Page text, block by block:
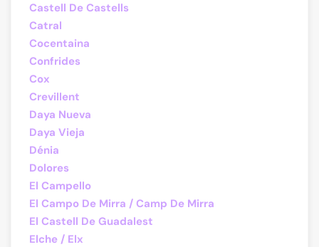
Castell De Castells
Catral
Cocentaina
Confrides
Cox
Crevillent
Daya Nueva
Daya Vieja
Dénia
Dolores
El Campello
El Campo De Mirra / Camp De Mirra
El Castell De Guadalest
Elche / Elx